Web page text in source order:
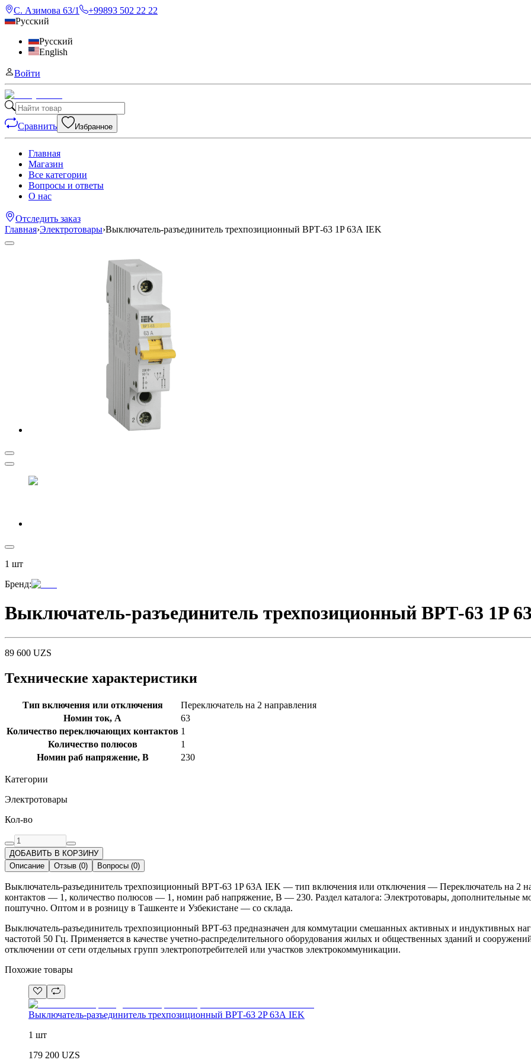
С. Азимова 63/1
+99893 502 22 22
Русский
Русский
English
Войти
Сравнить Избранное
Главная
Магазин
Все категории
Вопросы и ответы
О нас
Отследить заказ
Главная›Электротовары›Выключатель-разъединитель трехпозиционный ВРТ-63 1P 63А IEK
1 шт
Бренд:
Выключатель-разъединитель трехпозиционный ВРТ-63 1P
89 600 UZS
Технические характеристики
Тип включения или отключения
Переключатель на 2 направления
Номин ток, А
63
Количество переключающих контактов 1
Количество полюсов
1
Номин раб напряжение, В
230
Категории
Электротовары
Кол-во
ДОБАВИТЬ В КОРЗИНУ
Описание
Отзыв (0) Вопросы (0)
Выключатель-разъединитель трехпозиционный ВРТ-63 1P 63А IEK — тип включения или отключения — Переключатель на 2
контактов — 1, количество полюсов — 1, номин раб напряжение, В — 230. Раздел каталога: Электротовары, дополнительные
поштучно. Оптом и в розницу в Ташкенте и Узбекистане — со склада.
Выключатель-разъединитель трехпозиционный ВРТ-63 предназначен для коммутации смешанных активных и индуктивных
частотой 50 Гц. Применяется в качестве учетно-распределительного оборудования жилых и общественных зданий и
отключении от сети отдельных групп электропотребителей или участков электрокоммуникации.
Похожие товары
Выключатель-разъединитель трехпозиционный ВРТ-63 2P 63А IEK
1 шт
179 200 UZS